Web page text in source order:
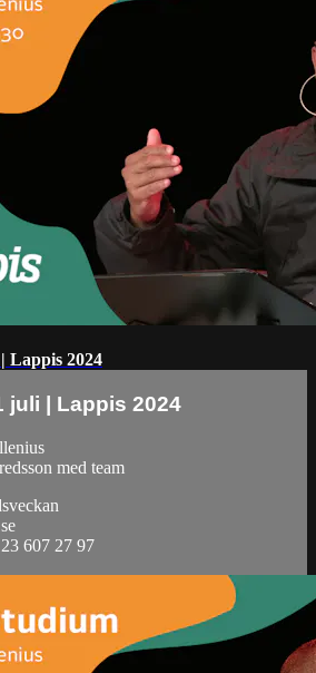
Lappis 2024
juli | Lappis 2024
med team
607 27 97